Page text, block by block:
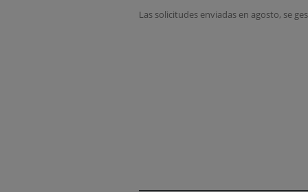
Las solicitudes enviadas en agosto, se